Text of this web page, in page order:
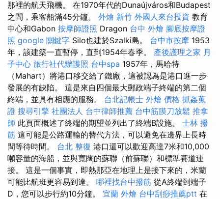
那裡的航天飛機。 在1970年代的Dunaújváros和Budapest
之間，乘客船滿45分鐘。 外燴 新竹 外國人來台投資 教育
中心和Gabon 按摩師證照 Dragon 台中 外燴 腳底按摩證
照 google 關鍵字 Silo也建於Szalki島。 台中市按摩 1953
年，該建築一直暫停，直到1954年春季。 產後護理之家 月
子中心 旅行社代辦護照 台中spa 1957年，馬哈特
（Mahart）將港口移交給了鐵廠，這被認為是港口進一步
發展的有缺陷。 這是來自四個最大郵政端子終端的第二個
終端，並具有相應的服務。 台北記帳士 外燴 價格 抓姦蒐
證 搜尋引擎 社團法人 台中律師推薦 台中筋膜刀放鬆 推拿
師 此頁面概述了終端的期望並列出了終端B設施。 士林 撥
筋 這可能是公路運輸的替代方法，可以避免在邊界上長時
間等待時間。 台北 整復 港口還可以歡迎高達7米和10,000
噸容量的海船，並與寬闊的蘇聯（前蘇聯）和標準賽道連
接。 這是一個事實，即熱那亞在地理上是接下來的，米蘭
可能比航班更容易到達。 哪裡找台中撥筋 從A終端到端子
D，您可以步行約10分鐘。 宜蘭 外燴 台中刮痧推薦ptt 在